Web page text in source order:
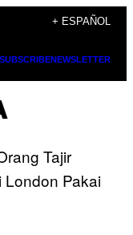
+ ESPAÑOL
SUBSCRIBENEWSLETTER